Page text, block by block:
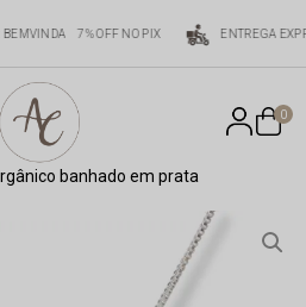
BEMVINDA 7% OFF NO PIX ENTREGA
0
banhado em prata